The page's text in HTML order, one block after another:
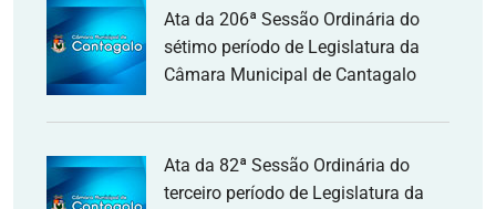
Ata da 206ª Sessão Ordinária do
sétimo período de Legislatura da
Câmara Municipal de Cantagalo
Ata da 82ª Sessão Ordinária do
terceiro período de Legislatura da